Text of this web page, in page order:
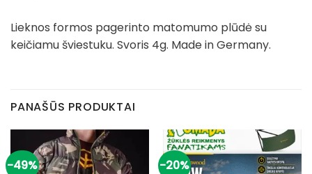
Lieknos formos pagerinto matomumo plūdė su
keičiamu šviestuku. Svoris 4g. Made in Germany.
PANAŠŪS PRODUKTAI
-49% -20%